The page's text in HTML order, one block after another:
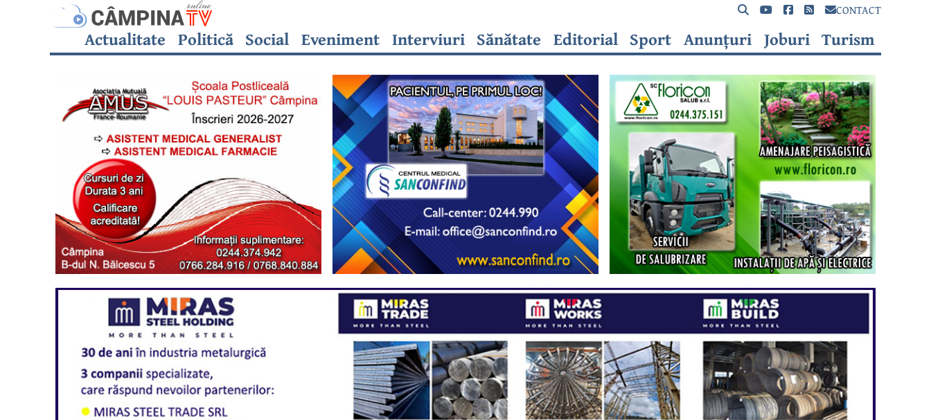
CONTACT
Actualitate Politică Social Eveniment Interviuri Sănătate Editorial Sport Anunțuri Joburi Turism